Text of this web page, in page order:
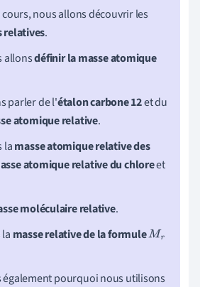
cours, nous allons découvrir les
relatives.
allonsdéfinir la masse atomique
parler de l'étalon carbone 12et du
atomique relative.
lamasse atomique relative des
atomique relative du chloreet
moléculaire relative.
masse relative de la formuleMr
pourquoi nous utilisons